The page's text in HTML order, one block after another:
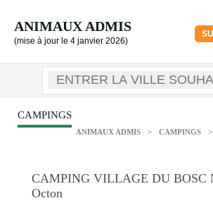
ANIMAUX ADMIS
(mise à jour le 4 janvier 2026)
CAMPINGS
ANIMAUX ADMIS > CAMPINGS >
CAMPING VILLAGE DU BOSC
Octon